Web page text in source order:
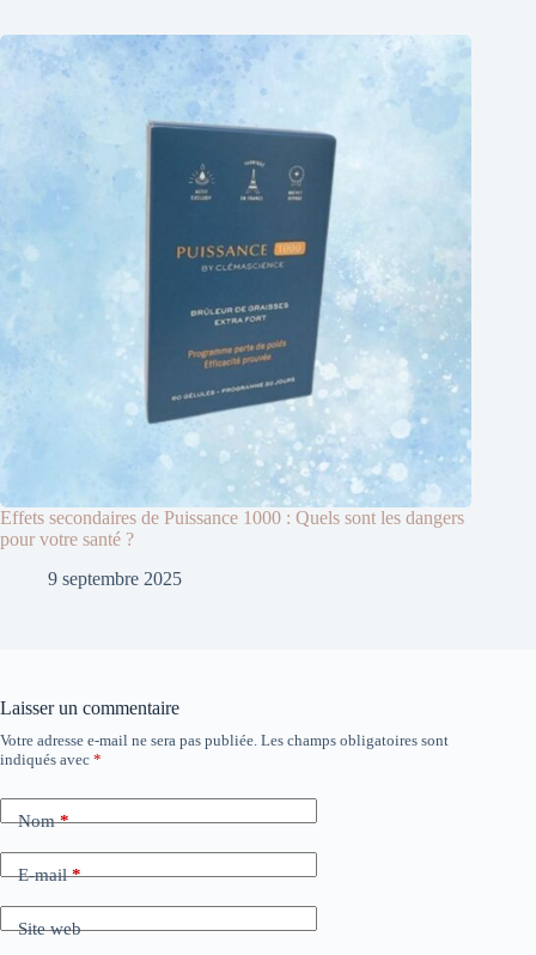
Effets secondaires de Puissance 1000 : Quels sont les dangers
pour votre santé ?
9 septembre 2025
Laisser un commentaire
Votre adresse e-mail ne sera pas publiée. Les champs obligatoires sont
indiqués avec *
Nom*
E-mail*
Site web
A
l
e
r
n
i
v